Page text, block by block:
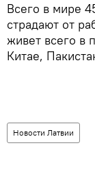
Всего в мире
страдают от
живет всего в
Китае,
Новости Латвии